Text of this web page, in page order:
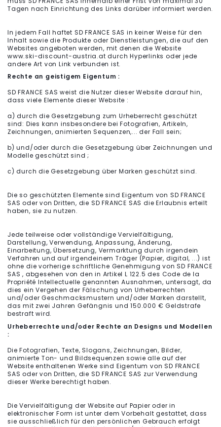
Tagen nach Einrichtung des Links darüber informiert werden.
In jedem Fall haftet SD FRANCE SAS in keiner Weise für den
Inhalt sowie die Produkte oder Dienstleistungen, die auf den
Websites angeboten werden, mit denen die Website
www.ski-discount-austria.at durch Hyperlinks oder jede
andere Art von Link verbunden ist.
Rechte an geistigem Eigentum :
SD FRANCE SAS weist die Nutzer dieser Website darauf hin,
dass viele Elemente dieser Website :
a) durch die Gesetzgebung zum Urheberrecht geschützt
sind: Dies kann insbesondere bei Fotografien, Artikeln,
Zeichnungen, animierten Sequenzen,... der Fall sein;
b) und/oder durch die Gesetzgebung über Zeichnungen und
Modelle geschützt sind ;
c) durch die Gesetzgebung über Marken geschützt sind.
Die so geschützten Elemente sind Eigentum von SD FRANCE
SAS oder von Dritten, die SD FRANCE SAS die Erlaubnis erteilt
haben, sie zu nutzen.
Jede teilweise oder vollständige Vervielfältigung,
Darstellung, Verwendung, Anpassung, Änderung,
Einarbeitung, Übersetzung, Vermarktung durch irgendein
Verfahren und auf irgendeinem Träger (Papier, digital, ...) ist
ohne die vorherige schriftliche Genehmigung von SD FRANCE
SAS , abgesehen von den in Artikel L 122.5 des Code de la
Propriété Intellectuelle genannten Ausnahmen, untersagt, da
dies ein Vergehen der Fälschung von Urheberrechten
und/oder Geschmacksmustern und/oder Marken darstellt,
das mit zwei Jahren Gefängnis und 150.000 € Geldstrafe
bestraft wird.
Urheberrechte und/oder Rechte an Designs und Modellen
:
Die Fotografien, Texte, Slogans, Zeichnungen, Bilder,
animierte Ton- und Bildsequenzen sowie alle auf der
Website enthaltenen Werke sind Eigentum von SD FRANCE
SAS oder von Dritten, die SD FRANCE SAS zur Verwendung
dieser Werke berechtigt haben.
Die Vervielfältigung der Website auf Papier oder in
elektronischer Form ist unter dem Vorbehalt gestattet, dass
sie ausschließlich für den persönlichen Gebrauch erfolgt